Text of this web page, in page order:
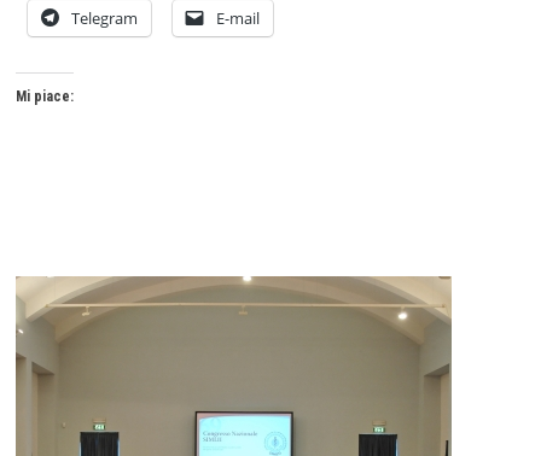
Telegram E-mail
Mi piace: